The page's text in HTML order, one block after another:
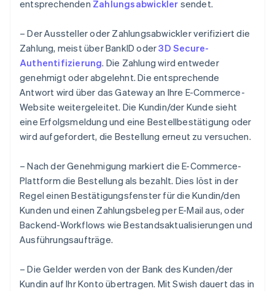
entsprechenden Zahlungsabwickler sendet.
– Der Aussteller oder Zahlungsabwickler verifiziert die
Zahlung, meist über BankID oder3D Secure-
Authentifizierung. Die Zahlung wird entweder
genehmigt oder abgelehnt. Die entsprechende
Antwort wird über das Gateway an Ihre E-Commerce-
Website weitergeleitet. Die Kundin/der Kunde sieht
eine Erfolgsmeldung und eine Bestellbestätigung oder
wird aufgefordert, die Bestellung erneut zu versuchen.
– Nach der Genehmigung markiert die E-Commerce-
Plattform die Bestellung als bezahlt. Dies löst in der
Regel einen Bestätigungsfenster für die Kundin/den
Kunden und einen Zahlungsbeleg per E-Mail aus, oder
Backend-Workflows wie Bestandsaktualisierungen und
Ausführungsaufträge.
– Die Gelder werden von der Bank des Kunden/der
Kundin auf Ihr Konto übertragen. Mit Swish dauert das in